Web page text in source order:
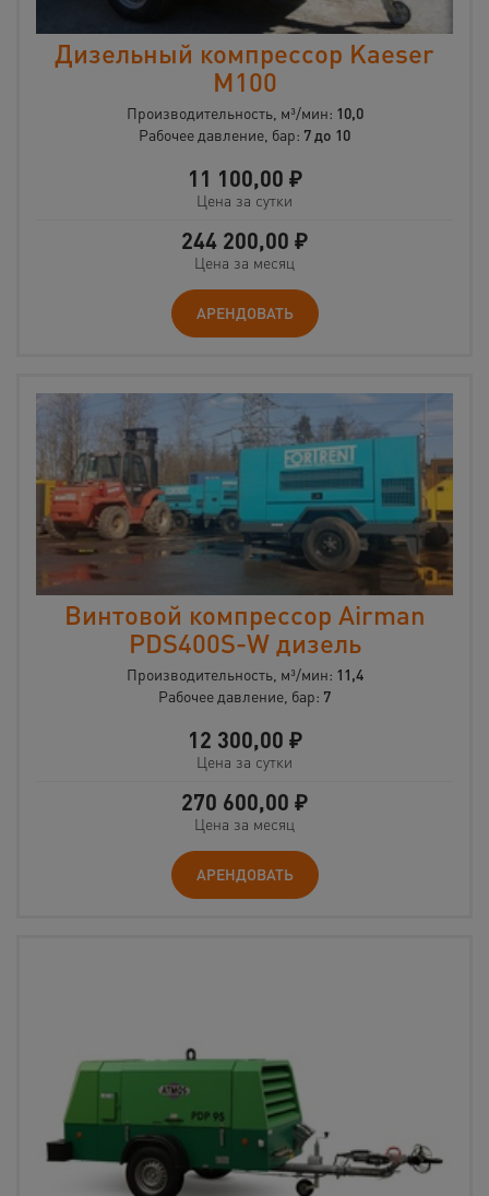
Дизельный компрессор Kaeser
M100
Производительность, м³/мин: 10,0
Рабочее давление, бар: 7 до 10
11 100,00 ₽
Цена за сутки
244 200,00 ₽
Цена за месяц
АРЕНДОВАТЬ
Винтовой компрессор Airman
PDS400S-W дизель
Производительность, м³/мин: 11,4
Рабочее давление, бар: 7
12 300,00 ₽
Цена за сутки
270 600,00 ₽
Цена за месяц
АРЕНДОВАТЬ